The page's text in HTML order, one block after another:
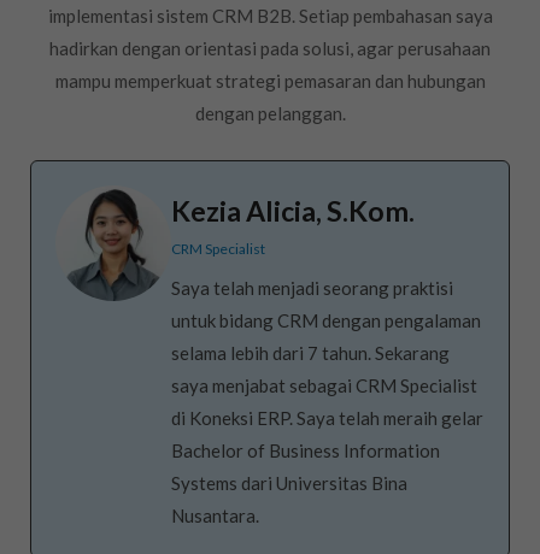
implementasi sistem CRM B2B. Setiap pembahasan saya
hadirkan dengan orientasi pada solusi, agar perusahaan
mampu memperkuat strategi pemasaran dan hubungan
dengan pelanggan.
Kezia Alicia, S.Kom.
CRM Specialist
Saya telah menjadi seorang praktisi
untuk bidang CRM dengan pengalaman
selama lebih dari 7 tahun. Sekarang
saya menjabat sebagai CRM Specialist
di Koneksi ERP. Saya telah meraih gelar
Bachelor of Business Information
Systems dari Universitas Bina
Nusantara.